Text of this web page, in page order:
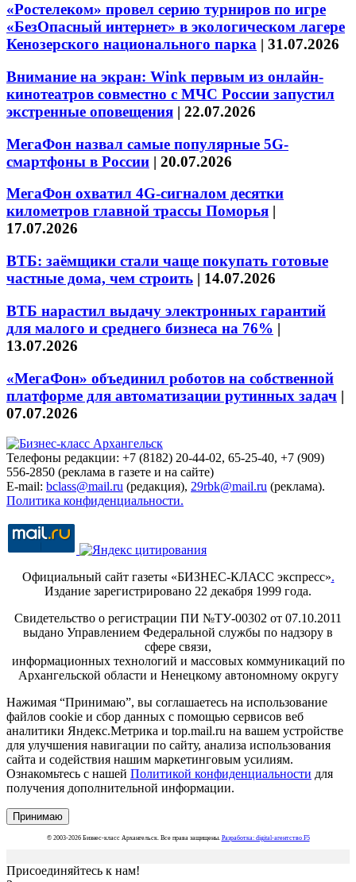
«Ростелеком» провел серию турниров по игре
«БезОпасный интернет» в экологическом лагере
Кенозерского национального парка | 31.07.2026
Внимание на экран: Wink первым из онлайн-
кинотеатров совместно с МЧС России запустил
экстренные оповещения | 22.07.2026
МегаФон назвал самые популярные 5G-
смартфоны в России | 20.07.2026
МегаФон охватил 4G-сигналом десятки
километров главной трассы Поморья |
17.07.2026
ВТБ: заёмщики стали чаще покупать готовые
частные дома, чем строить | 14.07.2026
ВТБ нарастил выдачу электронных гарантий
для малого и среднего бизнеса на 76% |
13.07.2026
«МегаФон» объединил роботов на собственной
платформе для автоматизации рутинных задач |
07.07.2026
Телефоны редакции: +7 (8182) 20-44-02, 65-25-40, +7 (909)
556-2850 (реклама в газете и на сайте)
E-mail: bclass@mail.ru (редакция), 29rbk@mail.ru (реклама).
Политика конфиденциальности.
Официальный сайт газеты «БИЗНЕС-КЛАСС экспресс».
Издание зарегистрировано 22 декабря 1999 года.
Свидетельство о регистрации ПИ №ТУ-00302 от 07.10.2011
выдано Управлением Федеральной службы по надзору в
сфере связи,
информационных технологий и массовых коммуникаций по
Архангельской области и Ненецкому автономному округу
Нажимая “Принимаю”, вы соглашаетесь на использование
файлов cookie и сбор данных с помощью сервисов веб
аналитики Яндекс.Метрика и top.mail.ru на вашем устройстве
для улучшения навигации по сайту, анализа использования
сайта и содействия нашим маркетинговым усилиям.
Ознакомьтесь с нашей Политикой конфиденциальности для
получения дополнительной информации.
Принимаю
© 2003-2026 Бизнес-класс Архангельск. Все права защищены. Разработка: digital-агентство F5
Присоединяйтесь к нам!